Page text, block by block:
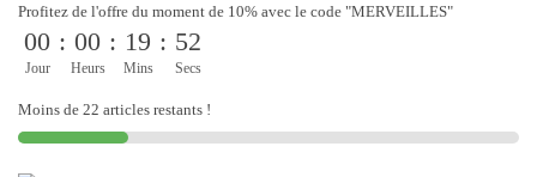
Profitez de l'offre du moment de 10% avec le code "MERVEILLES"
00
Jour
: 00
Heurs
: 19
Mins
: 52
Secs
Moins de 22 articles restants !